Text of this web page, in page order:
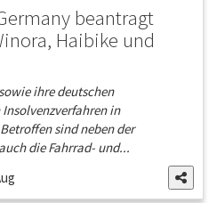
beantragt
Haibike und
ihre deutschen
in
sind neben der
die Fahrrad- und...